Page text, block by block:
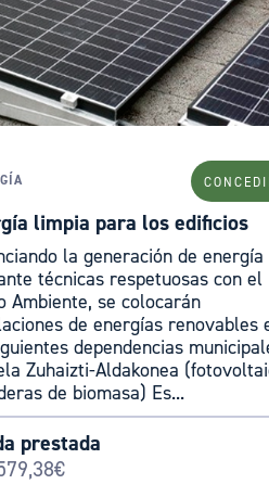
limpia para los edificios
la generación de energía
técnicas respetuosas con el
Ambiente, se colocarán
de energías renovables
dependencias
Zuhaizti-Aldakonea
de biomasa) Es...
prestada